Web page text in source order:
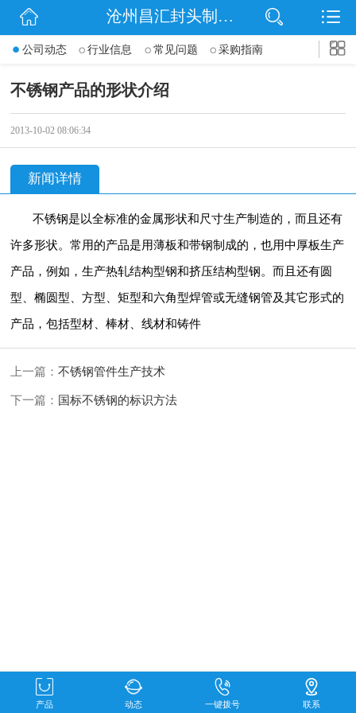
网站首页
沧州昌汇封头制造有限公司
公司动态 行业信息 常见问题 采购指南
不锈钢产品的形状介绍
2013-10-02 08:06:34
新闻详情
不锈钢是以全标准的金属形状和尺寸生产制造的，而且还有
许多形状。常用的产品是用薄板和带钢制成的，也用中厚板生产
产品，例如，生产热轧结构型钢和挤压结构型钢。而且还有圆
型、椭圆型、方型、矩型和六角型焊管或无缝钢管及其它形式的
产品，包括型材、棒材、线材和铸件
上一篇：不锈钢管件生产技术
下一篇： 国标不锈钢的标识方法
产品 动态 一键拨号 联系